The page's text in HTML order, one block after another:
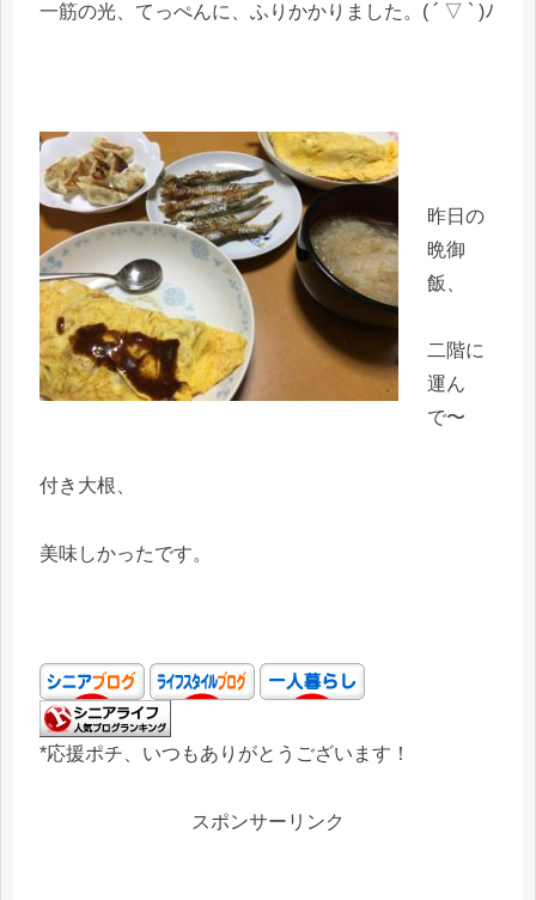
一筋の光、てっぺんに、ふりかかりました。( ´ ▽ ` )ﾉ
昨日の
晩御
飯、
二階に
運ん
で〜
付き大根、
美味しかったです。
*応援ポチ、いつもありがとうございます！
スポンサーリンク